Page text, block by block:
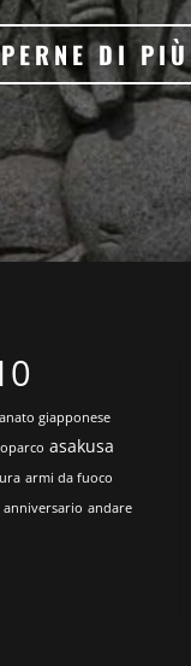
DI PIÙ
giapponese
asakusa
armi da fuoco
anniversario andare